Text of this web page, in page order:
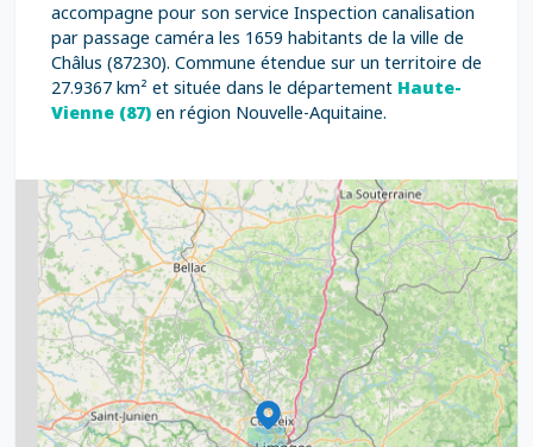
accompagne pour son service Inspection canalisation
par passage caméra les 1659 habitants de la ville de
Châlus (87230). Commune étendue sur un territoire de
27.9367 km² et située dans le département Haute-
Vienne (87) en région Nouvelle-Aquitaine.
2
7
6
2
9
8
5
11
7